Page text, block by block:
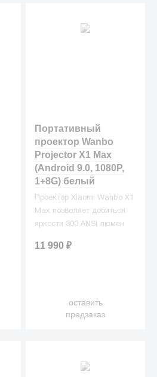
Портативный
проектор Wanbo
Projector X1 Max
(Android 9.0, 1080P,
1+8G) белый
Проектор Xiaomi Wanbo X1
Max позволяет добиться
яркости 300 ANSI люмен
11 990₽
оставить
предзаказ